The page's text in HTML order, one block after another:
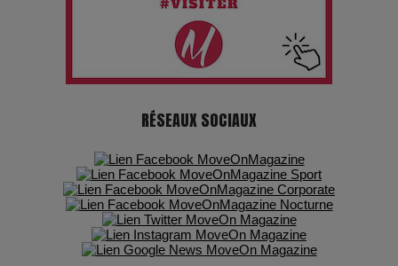
Les dessous de la fast fashion : un désastre écologique en
Adieu Jean-Pat : rire au bord du précipice
Pharaonic Festival 2025 : 10 ans d’électro sous les
montagnes, une fête à ne pas manquer
RÉSEAUX SOCIAUX